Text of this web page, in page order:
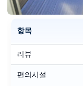
항목
리뷰
편의시설